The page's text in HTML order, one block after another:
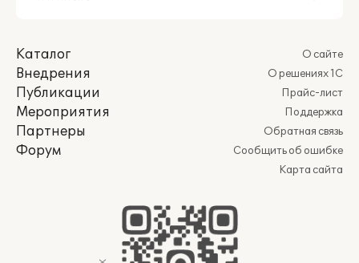
Каталог
Внедрения
Публикации
Мероприятия
Партнеры
Форум
О сайте
О решениях 1С
Прайс-лист
Поддержка
Обратная связь
Сообщить об ошибке
Карта сайта